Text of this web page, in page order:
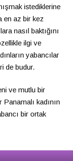
istediklerine
en az bir kez
nasıl baktığını
ilgi ve
yabancılar
de budur.
ve mutlu bir
kadının
bir ortak